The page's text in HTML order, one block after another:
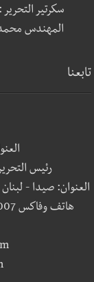
سكرتير
المهندس
تابعنا
رئيس
العنوان: صيدا - لبنان
هاتف وفاكس 726007 (7) 00961 - خليوي 226013 (3) 00961